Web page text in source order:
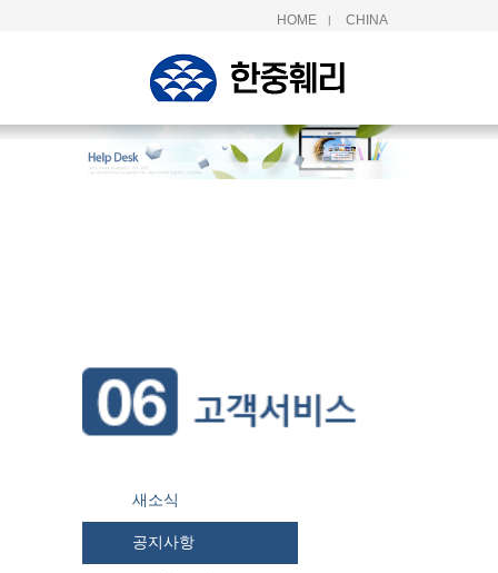
HOME | CHINA
새소식
공지사항